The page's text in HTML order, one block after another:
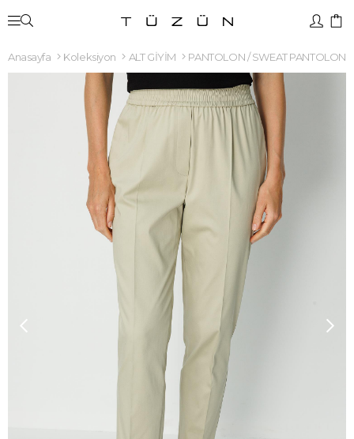
Anasayfa Koleksiyon ALT GİYİM PANTOLON / SWEAT PANTOLON